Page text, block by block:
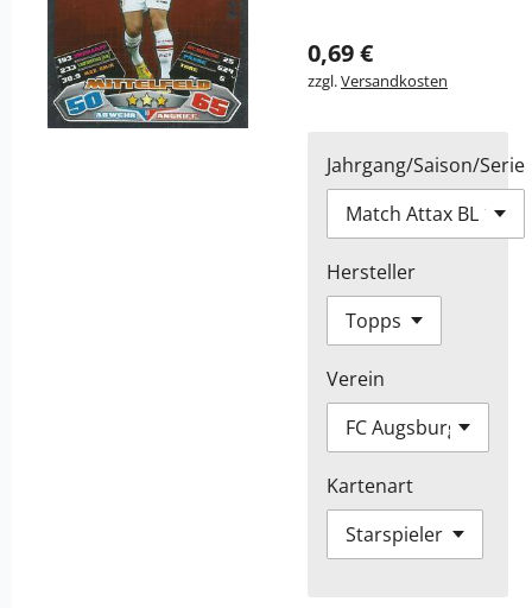
0,69 €
zzgl.Versandkosten
Jahrgang/Saison/Serie
Hersteller
Verein
Kartenart